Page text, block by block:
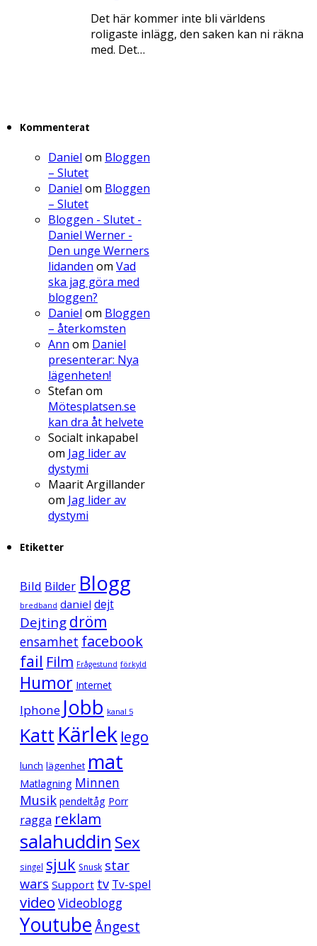
Det här kommer inte bli världens
roligaste inlägg, den saken kan ni räkna
med. Det…
Kommenterat
Daniel om Bloggen
– Slutet
Daniel om Bloggen
– Slutet
Bloggen - Slutet -
Daniel Werner -
Den unge Werners
lidanden om Vad
ska jag göra med
bloggen?
Daniel om Bloggen
– återkomsten
Ann om Daniel
presenterar: Nya
lägenheten!
Stefan om
Mötesplatsen.se
kan dra åt helvete
Socialt inkapabel
om Jag lider av
dystymi
Maarit Argillander
om Jag lider av
dystymi
Etiketter
Bild Bilder Blogg
bredband daniel dejt
Dejtingdröm
ensamhet facebook
fail Film Frågestund förkyld
Humor Internet
Iphone Jobb kanal 5
Katt Kärlek lego
lunch lägenhet mat
Matlagning Minnen
Musik pendeltåg Porr
ragga reklam
salahuddin Sex
singel sjuk Snusk star
wars Support tv Tv-spel
video Videoblogg
YoutubeÅngest